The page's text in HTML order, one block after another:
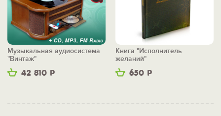
42 810 Р
Музыкальная аудиосистема
"Винтаж"
650 Р
Книга "Исполнитель
желаний"